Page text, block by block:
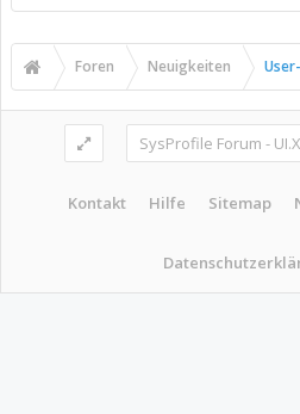
Foren Neuigkeiten
SysProfile Forum - UI.X
Kontakt Hilfe Sitemap